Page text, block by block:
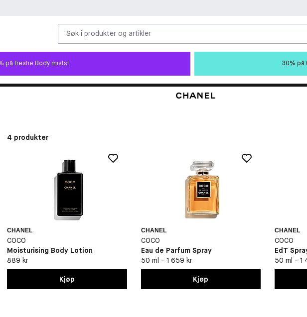
Søk i produkter og artikler
på freshe Body mists! 30% på
4 produkter
CHANEL
COCO
Moisturising Body Lotion
889 kr
Kjøp
CHANEL
COCO
Eau de Parfum Spray
50 ml - 1 659 kr
Kjøp
CHANEL
COCO
EdT
50 ml - 1